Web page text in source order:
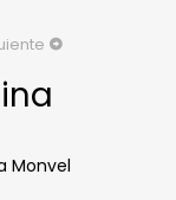
Monvel